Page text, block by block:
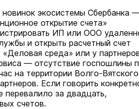
Как узнать на законных
кто собственник
Интервью 16
экосистемы Сбербанка
открытие счета»
ИП или ООО
и открыть расчетный счет
среда» или у
— отсутствие госпошлины
на территории Волго-Вятского
Если говорить
за двадцать,
счетов.